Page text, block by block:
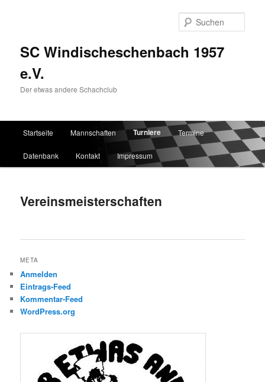
SC Windischeschenbach 1957
e.V.
Der etwas andere Schachclub
Zum Inhalt wechseln
Zum sekundären Inhalt wechseln
Startseite Mannschaften Turniere Termine
Datenbank Kontakt Impressum
Vereinsmeisterschaften
META
Anmelden
Eintrags-Feed
Kommentar-Feed
WordPress.org